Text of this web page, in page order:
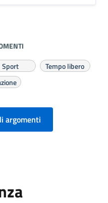
Sport
Tempo libero
argomenti